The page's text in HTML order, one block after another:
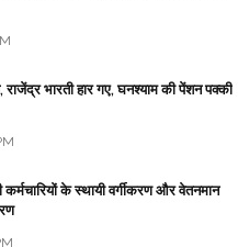
राजेंद्र भारती हार गए, घनश्याम की पेंशन पक्की
के स्थायी वर्गीकरण और वेतनमान